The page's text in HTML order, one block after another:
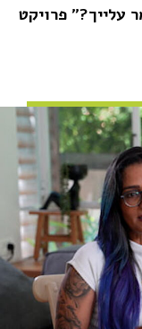
עלייך?'' פרויקט